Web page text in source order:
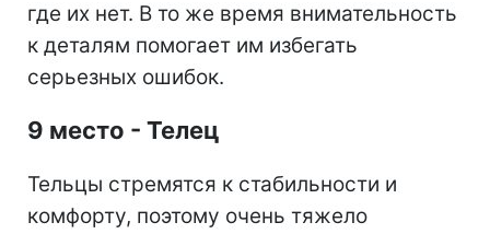
где их нет. В то же время внимательность
к деталям помогает им избегать
серьезных ошибок.
9 место - Телец
Тельцы стремятся к стабильности и
комфорту, поэтому очень тяжело